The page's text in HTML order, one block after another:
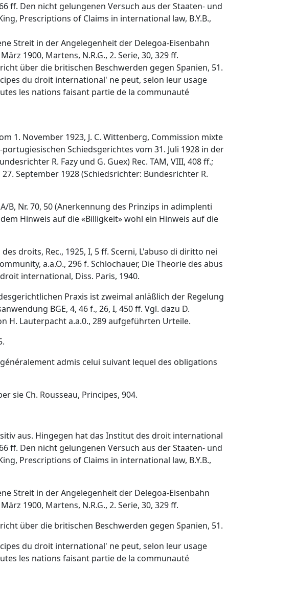
ff. Den nicht gelungenen Versuch aus der Staaten- und
Prescriptions of Claims in international law, B.Y.B.,
Streit in der Angelegenheit der Delegoa-Eisenbahn
1900, Martens, N.R.G., 2. Serie, 30, 329 ff.
über die britischen Beschwerden gegen Spanien, 51.
du droit international' ne peut, selon leur usage
les nations faisant partie de la communauté
1. November 1923, J. C. Wittenberg, Commission mixte
Schiedsgerichtes vom 31. Juli 1928 in der
R. Fazy und G. Guex) Rec. TAM, VIII, 408 ff.;
September 1928 (Schiedsrichter: Bundesrichter R.
B, Nr. 70, 50 (Anerkennung des Prinzips in adimplenti
Hinweis auf die «Billigkeit» wohl ein Hinweis auf die
droits, Rec., 1925, I, 5 ff. Scerni, L'abuso di diritto nei
a.a.O., 296 f. Schlochauer, Die Theorie des abus
international, Diss. Paris, 1940.
Praxis ist zweimal anläßlich der Regelung
BGE, 4, 46 f., 26, I, 450 ff. Vgl. dazu D.
H. Lauterpacht a.a.0., 289 aufgeführten Urteile.
admis celui suivant lequel des obligations
sie Ch. Rousseau, Principes, 904.
aus. Hingegen hat das Institut des droit international
ff. Den nicht gelungenen Versuch aus der Staaten- und
Prescriptions of Claims in international law, B.Y.B.,
Streit in der Angelegenheit der Delegoa-Eisenbahn
1900, Martens, N.R.G., 2. Serie, 30, 329 ff.
über die britischen Beschwerden gegen Spanien, 51.
du droit international' ne peut, selon leur usage
les nations faisant partie de la communauté